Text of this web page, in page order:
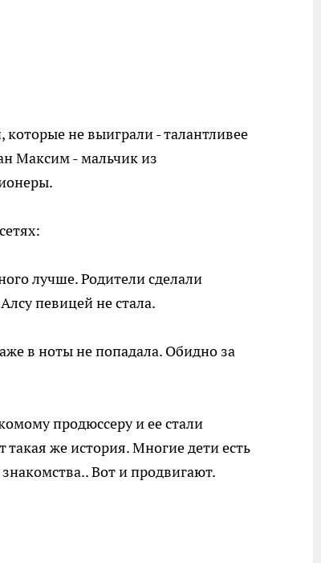
не выиграли - талантливее
Максим - мальчик из
лучше. Родители сделали
певицей не стала.
в ноты не попадала. Обидно за
продюссеру и ее стали
такая же история. Многие дети есть
Вот и продвигают.